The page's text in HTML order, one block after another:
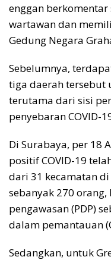
enggan
wartawan dan
Gedung Negara
Sebelumnya,
tiga daerah tersebut
terutama dari sisi
penyebaran COVID-
Di Surabaya, per 18
positif COVID-19
dari 31 kecamatan di
sebanyak 270
pengawasan (PDP)
dalam pemantauan
Sedangkan, untuk